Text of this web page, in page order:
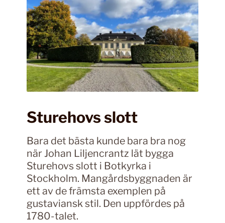
Sturehovs slott
Bara det bästa kunde bara bra nog
när Johan Liljencrantz lät bygga
Sturehovs slott i Botkyrka i
Stockholm. Mangårdsbyggnaden är
ett av de främsta exemplen på
gustaviansk stil. Den uppfördes på
1780-talet.